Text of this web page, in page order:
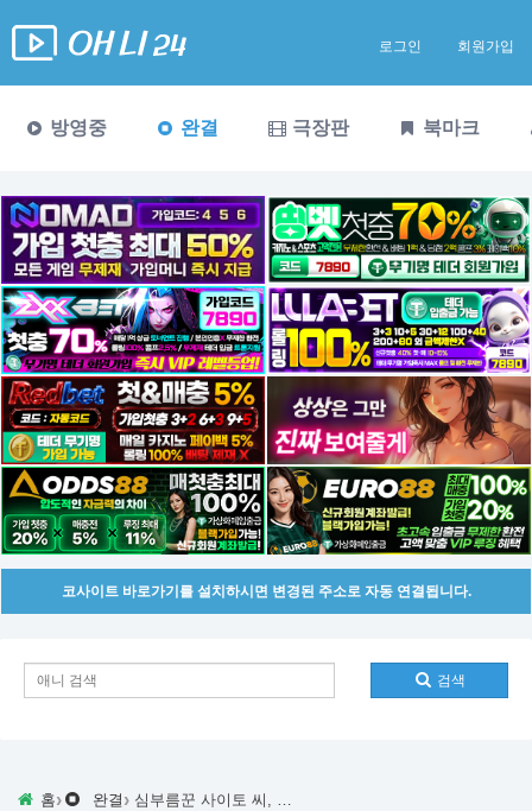
로그인 회원가입
방영중 완결 극장판 북마크
코사이트 바로가기를 설치하시면 변경된 주소로 자동 연결됩니다.
검색
홈› 완결 › 심부름꾼 사이토 씨, 이세계에 가다